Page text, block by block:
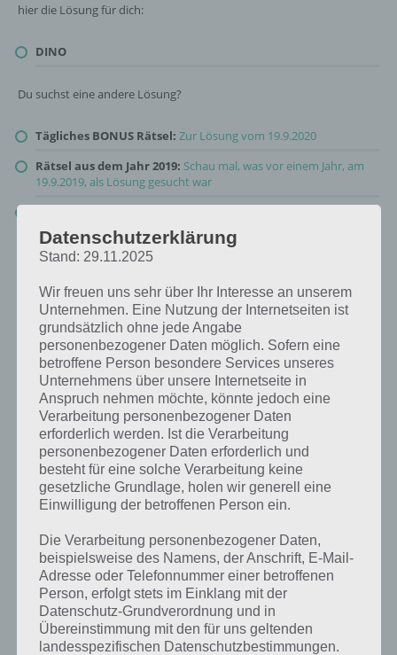
hier die Lösung für dich:
DINO
Du suchst eine andere Lösung?
Tägliches BONUS Rätsel: Zur Lösung vom 19.9.2020
Rätsel aus dem Jahr 2019: Schau mal, was vor einem Jahr, am
19.9.2019, als Lösung gesucht war
Datenschutzerklärung
Stand: 29.11.2025
Wir freuen uns sehr über Ihr Interesse an unserem
Unternehmen. Eine Nutzung der Internetseiten ist
grundsätzlich ohne jede Angabe
personenbezogener Daten möglich. Sofern eine
betroffene Person besondere Services unseres
Unternehmens über unsere Internetseite in
Anspruch nehmen möchte, könnte jedoch eine
Verarbeitung personenbezogener Daten
erforderlich werden. Ist die Verarbeitung
personenbezogener Daten erforderlich und
besteht für eine solche Verarbeitung keine
gesetzliche Grundlage, holen wir generell eine
Einwilligung der betroffenen Person ein.
Die Verarbeitung personenbezogener Daten,
beispielsweise des Namens, der Anschrift, E-Mail-
Adresse oder Telefonnummer einer betroffenen
Person, erfolgt stets im Einklang mit der
Datenschutz-Grundverordnung und in
Übereinstimmung mit den für uns geltenden
landesspezifischen Datenschutzbestimmungen.